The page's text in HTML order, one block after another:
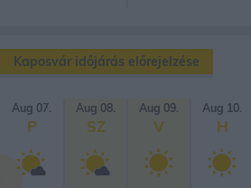
Kaposvár időjárás előrejelzése
Aug 07.
P
Aug 08.
SZ
Aug 09.
V
Aug 10.
H